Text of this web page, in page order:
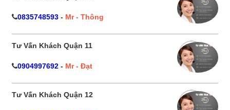
0835748593 - Mr - Thông
Tư Vấn Khách Quận 11
0904997692 - Mr - Đạt
Tư Vấn Khách Quận 12